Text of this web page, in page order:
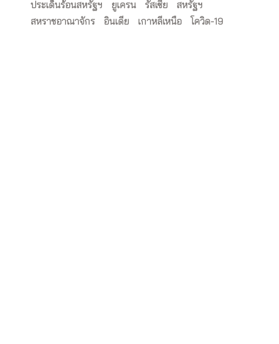
ประเด็นร้อนสหรัฐฯ
ยูเครน รัสเซีย
สหรัฐฯ
สหราชอาณาจักร
อินเดีย เกาหลีเหนือ โควิด-19